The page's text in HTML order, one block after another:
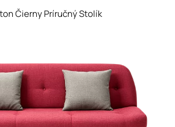
Čierny Príručný Stolík